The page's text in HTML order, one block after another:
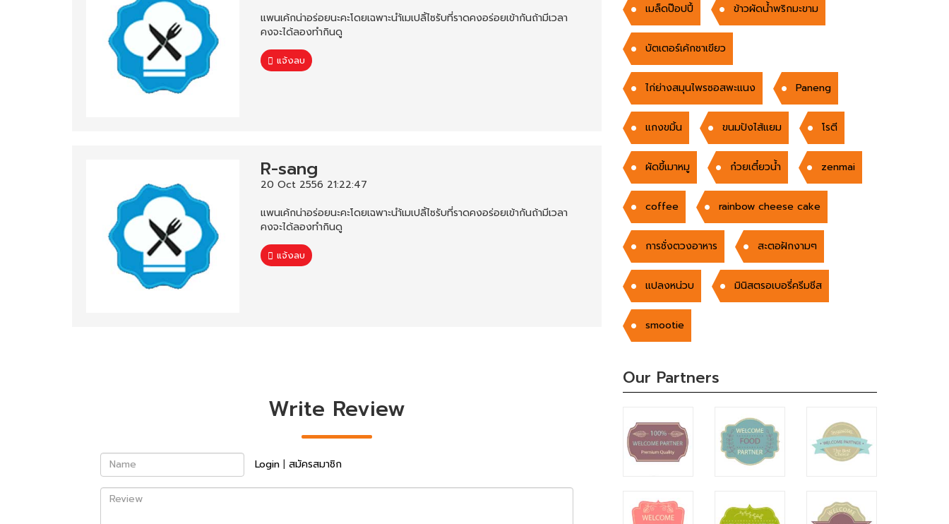
แพนเค้กน่าอร่อยนะคะโดยเฉพาะนำ้เมเปลิ้ไซรับที่ราดคงอร่อยเข้ากันถ้ามีเวลา
คงจะได้ลองทำกินดู
แจ้งลบ
R-sang
20 Oct 2556 21:22:47
แพนเค้กน่าอร่อยนะคะโดยเฉพาะนำ้เมเปลิ้ไซรับที่ราดคงอร่อยเข้ากันถ้ามีเวลา
คงจะได้ลองทำกินดู
แจ้งลบ
Write Review
Name Login | สมัครสมาชิก
Review
เมล็ดป๊อปปี้ ข้าวผัดน้ำพริกมะขาม
บัตเตอร์เค้กชาเขียว
ไก่ย่างสมุนไพรซอสพะแนง Paneng
แกงขมิ้น ขนมปังไส้แยม โรตี
ผัดขี้เมาหมู ก๋วยเตี๋ยวน้ำ zenmai
coffee rainbow cheese cake
การชั่งตวงอาหาร สะตอฝักงามๆ
แปลงหน่วบ มินิสตรอเบอรี่ครีมชีส
smootie
Our Partners